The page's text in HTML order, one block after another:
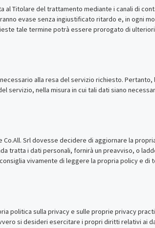
Titolare del trattamento mediante i canali di
evase senza ingiustificato ritardo e, in ogni
tale termine potrà essere prorogato di
alla resa del servizio richiesto. Pertanto,
servizio, nella misura in cui tali dati siano
Srl dovesse decidere di aggiornare la
tratta i dati personali, fornirà un preavviso, o
vivamente di leggere la propria policy e di
politica sulla privacy e sulle proprie privacy
si desideri esercitare i propri diritti relativi ai